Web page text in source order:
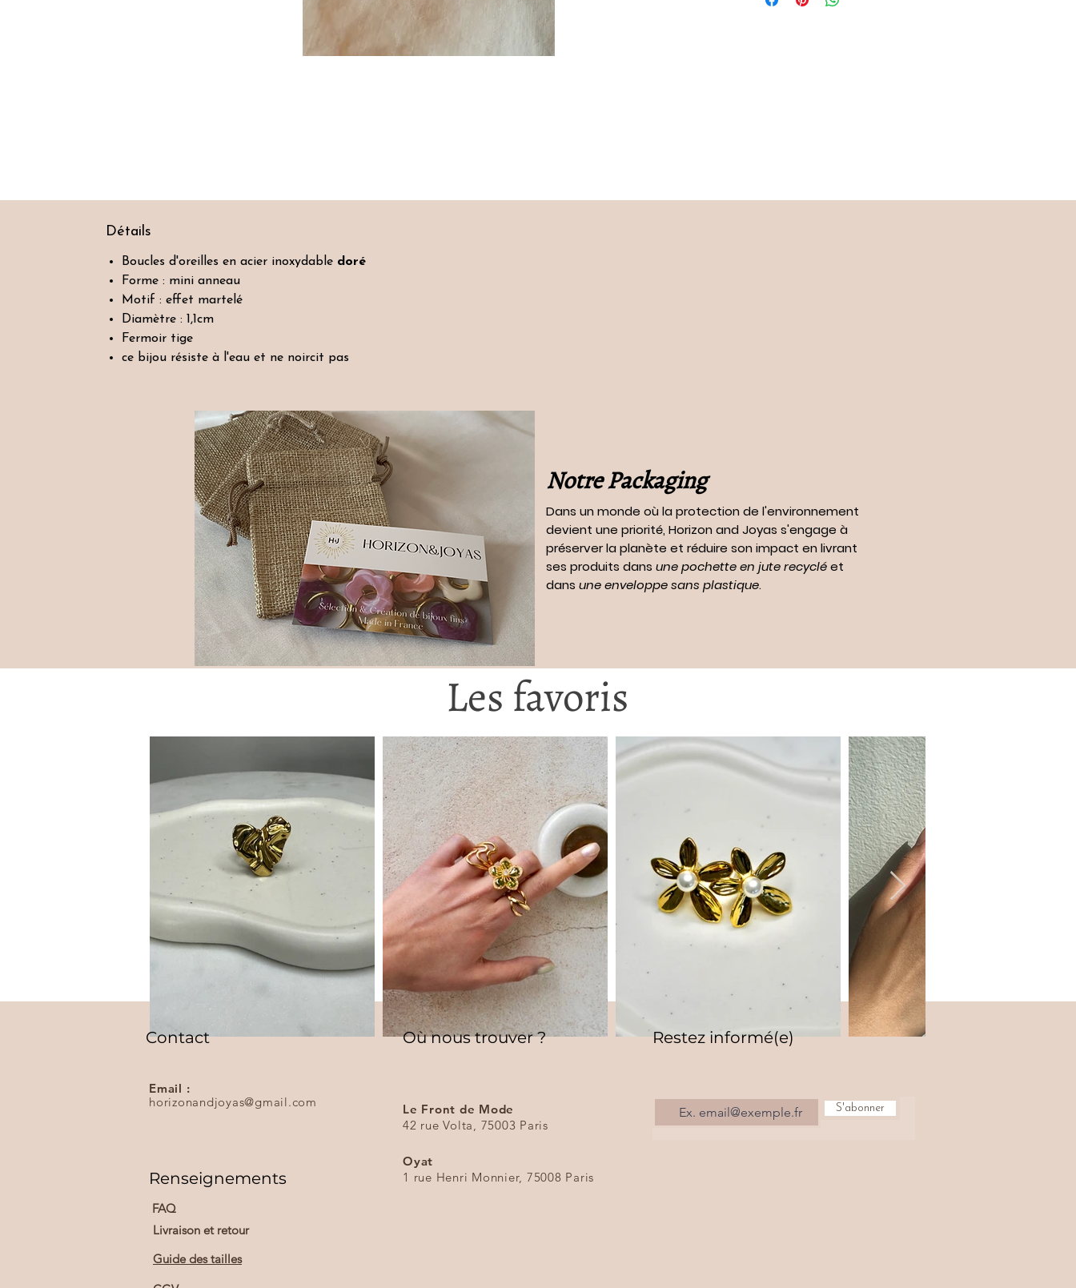
Détails
Boucles d'oreilles en acier inoxydable doré
Forme : mini anneau
Motif : effet martelé
Diamètre : 1,1cm
Fermoir tige
ce bijou résiste à l'eau et ne noircit pas
Notre Packaging
Dans un monde où la protection de l'environnement
devient une priorité, Horizon and Joyas s'engage à
préserver la planète et réduire son impact en livrant
ses produits dans une pochette en jute recycléet
dans une enveloppe sans plastique.
Les favoris
Contact
Email :
horizonandjoyas@gmail.com
Renseignements
FAQ
Livraison et retour
Guide des tailles
Où nous trouver ?
Le Front de Mode
42 rue Volta, 75003 Paris​
Oyat
1 rue Henri Monnier, 75008 Paris
Restez informé(e)
S'abonner